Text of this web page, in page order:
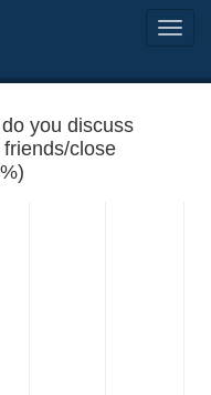
you discuss
close